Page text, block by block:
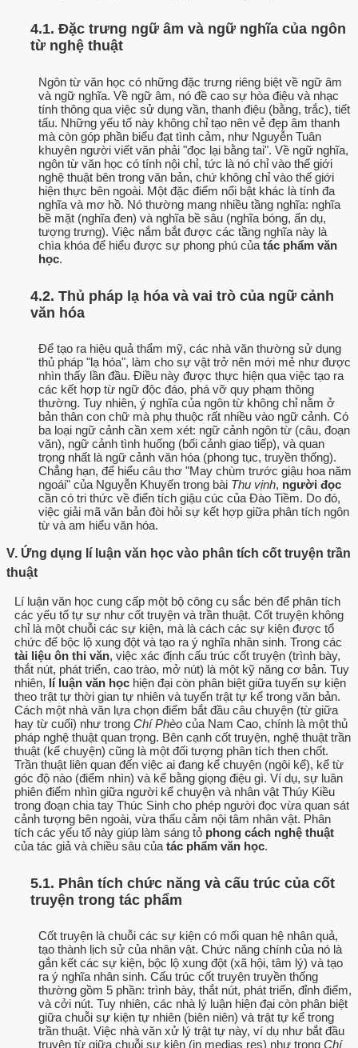
4.1. Đặc trưng ngữ âm và ngữ nghĩa của ngôn
từ nghệ thuật
Ngôn từ văn học có những đặc trưng riêng biệt về ngữ âm
và ngữ nghĩa. Về ngữ âm, nó đề cao sự hòa điệu và nhạc
tính thông qua việc sử dụng vần, thanh điệu (bằng, trắc), tiết
tấu. Những yếu tố này không chỉ tạo nên vẻ đẹp âm thanh
mà còn góp phần biểu đạt tình cảm, như Nguyễn Tuân
khuyên người viết văn phải "đọc lại bằng tai". Về ngữ nghĩa,
ngôn từ văn học có tính nội chỉ, tức là nó chỉ vào thế giới
nghệ thuật bên trong văn bản, chứ không chỉ vào thế giới
hiện thực bên ngoài. Một đặc điểm nổi bật khác là tính đa
nghĩa và mơ hồ. Nó thường mang nhiều tầng nghĩa: nghĩa
bề mặt (nghĩa đen) và nghĩa bề sâu (nghĩa bóng, ẩn dụ,
tượng trưng). Việc nắm bắt được các tầng nghĩa này là
chìa khóa để hiểu được sự phong phú của tác phẩm văn
học.
4.2. Thủ pháp lạ hóa và vai trò của ngữ cảnh
văn hóa
Để tạo ra hiệu quả thẩm mỹ, các nhà văn thường sử dụng
thủ pháp "lạ hóa", làm cho sự vật trở nên mới mẻ như được
nhìn thấy lần đầu. Điều này được thực hiện qua việc tạo ra
các kết hợp từ ngữ độc đáo, phá vỡ quy phạm thông
thường. Tuy nhiên, ý nghĩa của ngôn từ không chỉ nằm ở
bản thân con chữ mà phụ thuộc rất nhiều vào ngữ cảnh. Có
ba loại ngữ cảnh cần xem xét: ngữ cảnh ngôn từ (câu, đoạn
văn), ngữ cảnh tình huống (bối cảnh giao tiếp), và quan
trọng nhất là ngữ cảnh văn hóa (phong tục, truyền thống).
Chẳng hạn, để hiểu câu thơ "May chùm trước giậu hoa năm
ngoái" của Nguyễn Khuyến trong bài Thu vịnh, người đọc
cần có tri thức về điển tích giậu cúc của Đào Tiềm. Do đó,
việc giải mã văn bản đòi hỏi sự kết hợp giữa phân tích ngôn
từ và am hiểu văn hóa.
V. Ứng dụng lí luận văn học vào phân tích cốt truyện trần
thuật
Lí luận văn học cung cấp một bộ công cụ sắc bén để phân tích
các yếu tố tự sự như cốt truyện và trần thuật. Cốt truyện không
chỉ là một chuỗi các sự kiện, mà là cách các sự kiện được tổ
chức để bộc lộ xung đột và tạo ra ý nghĩa nhân sinh. Trong các
tài liệu ôn thi văn, việc xác định cấu trúc cốt truyện (trình bày,
thắt nút, phát triển, cao trào, mở nút) là một kỹ năng cơ bản. Tuy
nhiên, lí luận văn học hiện đại còn phân biệt giữa tuyến sự kiện
theo trật tự thời gian tự nhiên và tuyến trật tự kể trong văn bản.
Cách một nhà văn lựa chọn điểm bắt đầu câu chuyện (từ giữa
hay từ cuối) như trong Chí Phèo của Nam Cao, chính là một thủ
pháp nghệ thuật quan trọng. Bên cạnh cốt truyện, nghệ thuật trần
thuật (kể chuyện) cũng là một đối tượng phân tích then chốt.
Trần thuật liên quan đến việc ai đang kể chuyện (ngôi kể), kể từ
góc độ nào (điểm nhìn) và kể bằng giọng điệu gì. Ví dụ, sự luân
phiên điểm nhìn giữa người kể chuyện và nhân vật Thúy Kiều
trong đoạn chia tay Thúc Sinh cho phép người đọc vừa quan sát
cảnh tượng bên ngoài, vừa thấu cảm nội tâm nhân vật. Phân
tích các yếu tố này giúp làm sáng tỏ phong cách nghệ thuật
của tác giả và chiều sâu của tác phẩm văn học.
5.1. Phân tích chức năng và cấu trúc của cốt
truyện trong tác phẩm
Cốt truyện là chuỗi các sự kiện có mối quan hệ nhân quả,
tạo thành lịch sử của nhân vật. Chức năng chính của nó là
gắn kết các sự kiện, bộc lộ xung đột (xã hội, tâm lý) và tạo
ra ý nghĩa nhân sinh. Cấu trúc cốt truyện truyền thống
thường gồm 5 phần: trình bày, thắt nút, phát triển, đỉnh điểm,
và cởi nút. Tuy nhiên, các nhà lý luận hiện đại còn phân biệt
giữa chuỗi sự kiện tự nhiên (biên niên) và trật tự kể trong
trần thuật. Việc nhà văn xử lý trật tự này, ví dụ như bắt đầu
truyện từ giữa chuỗi sự kiện (in medias res) như trong Chí